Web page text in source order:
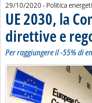
29/10/2020 - Politica
UE 2030, la
direttive e
Per raggiungere il -55% di